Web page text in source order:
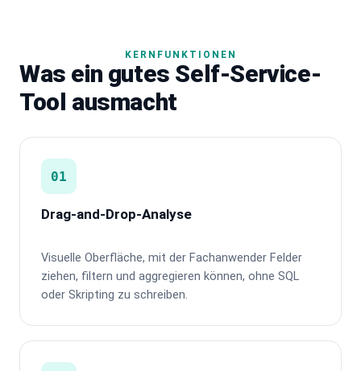
KERNFUNKTIONEN
Was ein gutes Self-Service-
Tool ausmacht
01
Drag-and-Drop-Analyse
Visuelle Oberfläche, mit der Fachanwender Felder
ziehen, filtern und aggregieren können, ohne SQL
oder Skripting zu schreiben.